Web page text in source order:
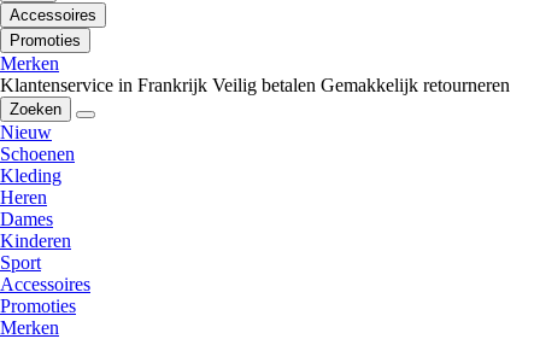
Accessoires
Promoties
Merken
Klantenservice in Frankrijk Veilig betalen Gemakkelijk retourneren
Zoeken
Nieuw
Schoenen
Kleding
Heren
Dames
Kinderen
Sport
Accessoires
Promoties
Merken